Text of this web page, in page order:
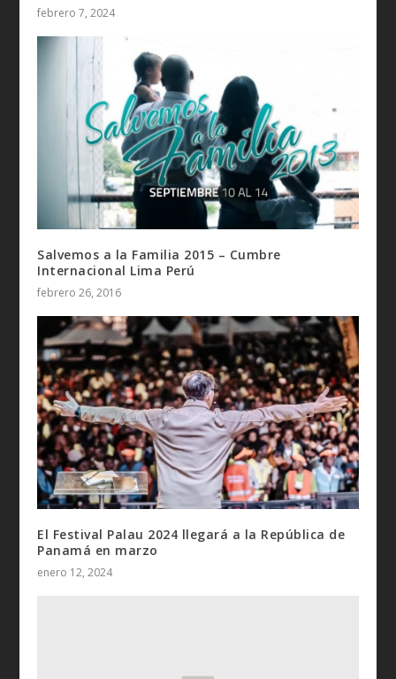
febrero 7, 2024
Salvemos a la Familia 2015 – Cumbre
Internacional Lima Perú
febrero 26, 2016
El Festival Palau 2024 llegará a la República de
Panamá en marzo
enero 12, 2024